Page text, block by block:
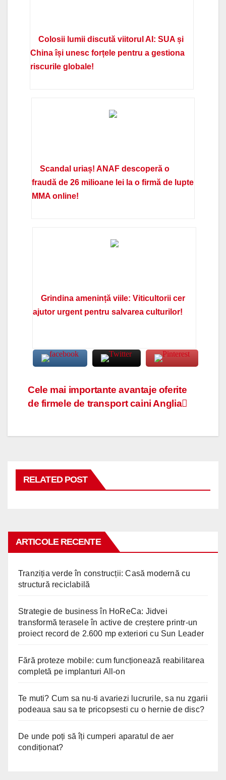
Colosii lumii discută viitorul AI: SUA și
China își unesc forțele pentru a gestiona
riscurile globale!
Scandal uriaș! ANAF descoperă o
fraudă de 26 milioane lei la o firmă de lupte
MMA online!
Grindina amenință viile: Viticultorii cer
ajutor urgent pentru salvarea culturilor!
Navigare
articole
Cele mai importante avantaje oferite
de firmele de transport caini Anglia
RELATED POST
ARTICOLE RECENTE
Tranziția verde în construcții: Casă modernă cu
structură reciclabilă
Strategie de business în HoReCa: Jidvei
transformă terasele în active de creștere printr-un
proiect record de 2.600 mp exteriori cu Sun Leader
Fără proteze mobile: cum funcționează reabilitarea
completă pe implanturi All-on
Te muti? Cum sa nu-ti avariezi lucrurile, sa nu zgarii
podeaua sau sa te pricopsesti cu o hernie de disc?
De unde poți să îți cumperi aparatul de aer
condiționat?